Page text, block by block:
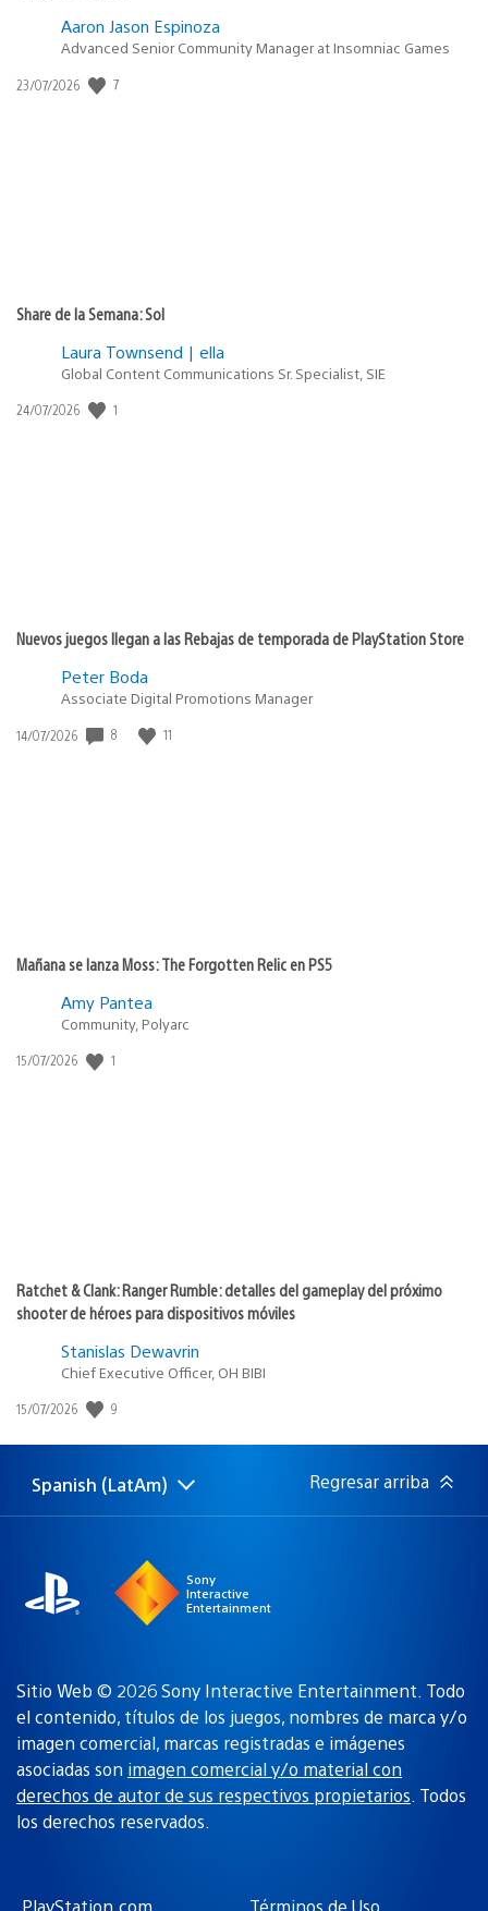
Aaron Jason Espinoza
Advanced Senior Community Manager at Insomniac Games
Fecha
23/07/2026 7
Share de la Semana: Sol
Laura Townsend | ella
Global Content Communications Sr. Specialist, SIE
Fecha
24/07/2026 1
Nuevos juegos llegan a las Rebajas de temporada de PlayStation Store
Peter Boda
Associate Digital Promotions Manager
Fecha
14/07/2026 8 11
Mañana se lanza Moss: The Forgotten Relic en PS5
Amy Pantea
Community, Polyarc
Fecha
15/07/2026 1
Ratchet & Clank: Ranger Rumble: detalles del gameplay del próximo
shooter de héroes para dispositivos móviles
Stanislas Dewavrin
Chief Executive Officer, OH BIBI
Fecha
publicación:
15/07/2026 9
Elige
una
Región
actual:
Spanish (LatAm) Regresar arriba
Sony
Interactive
Entertainment
Sitio Web © 2026 Sony Interactive Entertainment. Todo
el contenido, títulos de los juegos, nombres de marca y/o
imagen comercial, marcas registradas e imágenes
asociadas son imagen comercial y/o material con
derechos de autor de sus respectivos propietarios. Todos
los derechos reservados.
PlayStation.com Términos de Uso